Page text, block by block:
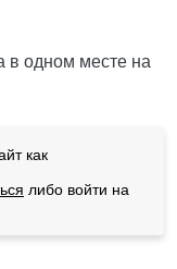
в одном месте на
как
либо войти на